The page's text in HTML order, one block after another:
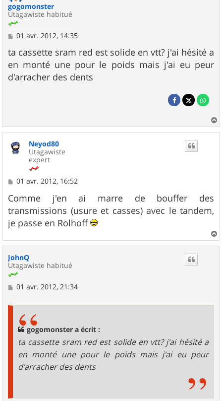
gogomonster
Utagawiste habitué
M
s
s
a
g
e
01 avr. 2012, 14:35
ta cassette sram red est solide en vtt? j'ai hésité a
en monté une pour le poids mais j'ai eu peur
d'arracher des dents
a
Neyod80
Utagawiste
expert
M
s
s
a
g
e
01 avr. 2012, 16:52
Comme j'en ai marre de bouffer des
transmissions (usure et casses) avec le tandem,
je passe en Rolhoff
a
JohnQ
Utagawiste habitué
M
01 avr. 2012, 21:34
gogomonster a écrit :
ta cassette sram red est solide en vtt? j'ai hésité a
en monté une pour le poids mais j'ai eu peur
d'arracher des dents